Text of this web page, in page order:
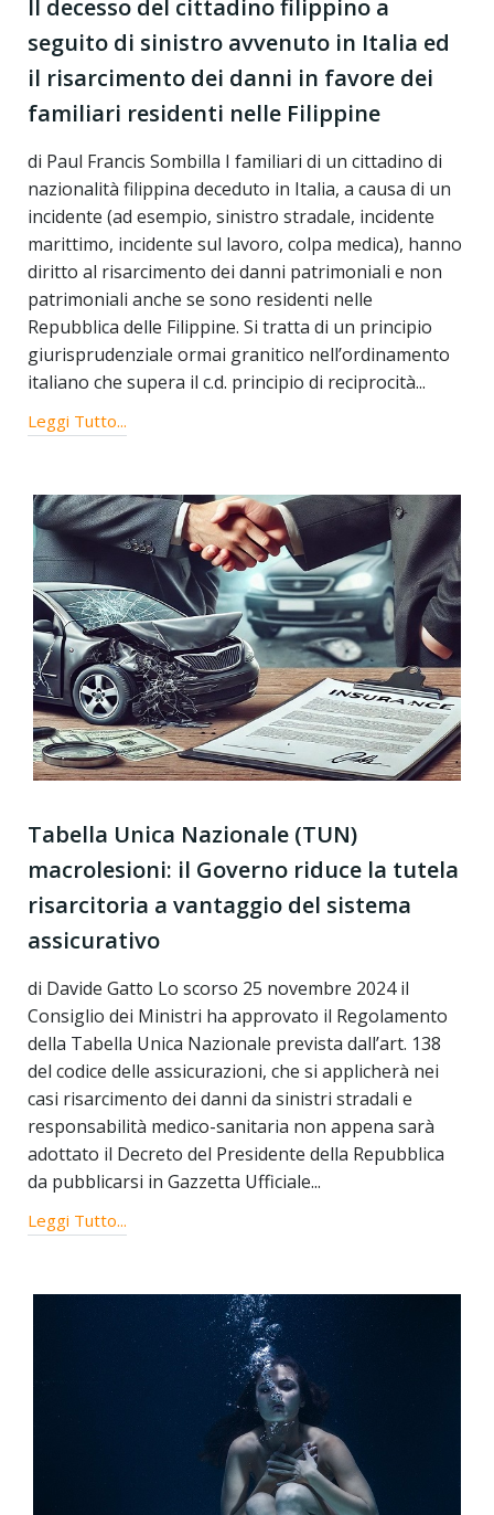
Il decesso del cittadino filippino a
seguito di sinistro avvenuto in Italia ed
il risarcimento dei danni in favore dei
familiari residenti nelle Filippine
di Paul Francis Sombilla I familiari di un cittadino di
nazionalità filippina deceduto in Italia, a causa di un
incidente (ad esempio, sinistro stradale, incidente
marittimo, incidente sul lavoro, colpa medica), hanno
diritto al risarcimento dei danni patrimoniali e non
patrimoniali anche se sono residenti nelle
Repubblica delle Filippine. Si tratta di un principio
giurisprudenziale ormai granitico nell’ordinamento
italiano che supera il c.d. principio di reciprocità...
Leggi Tutto...
Tabella Unica Nazionale (TUN)
macrolesioni: il Governo riduce la tutela
risarcitoria a vantaggio del sistema
assicurativo
di Davide Gatto Lo scorso 25 novembre 2024 il
Consiglio dei Ministri ha approvato il Regolamento
della Tabella Unica Nazionale prevista dall’art. 138
del codice delle assicurazioni, che si applicherà nei
casi risarcimento dei danni da sinistri stradali e
responsabilità medico-sanitaria non appena sarà
adottato il Decreto del Presidente della Repubblica
da pubblicarsi in Gazzetta Ufficiale...
Leggi Tutto...